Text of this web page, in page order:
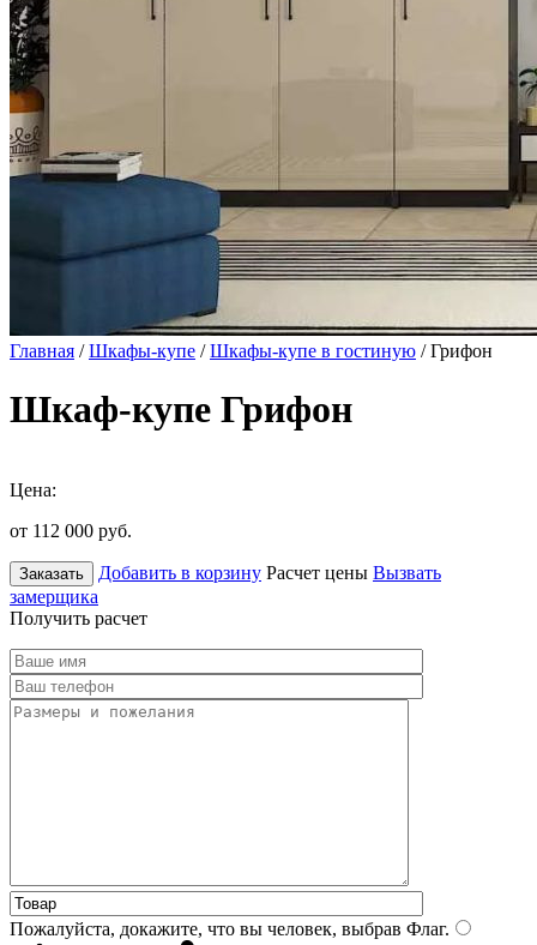
Главная /Шкафы-купе /Шкафы-купе в гостиную / Грифон
Шкаф-купе Грифон
Цена:
от 112 000 руб.
Заказать Добавить в корзину Расчет цены Вызвать
замерщика
Получить расчет
Пожалуйста, докажите, что вы человек, выбрав Флаг.